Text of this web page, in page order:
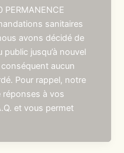
PERMANENCE
sanitaires
avons décidé de
jusqu’à nouvel
aucun
Pour rappel, notre
réponses à vos
et vous permet